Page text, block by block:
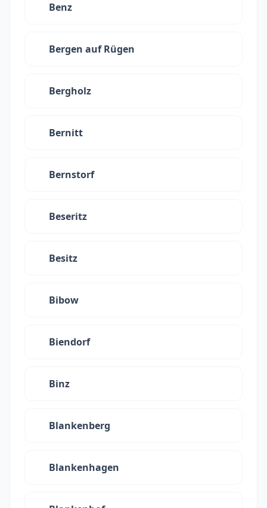
Benz
Bergen auf Rügen
Bergholz
Bernitt
Bernstorf
Beseritz
Besitz
Bibow
Biendorf
Binz
Blankenberg
Blankenhagen